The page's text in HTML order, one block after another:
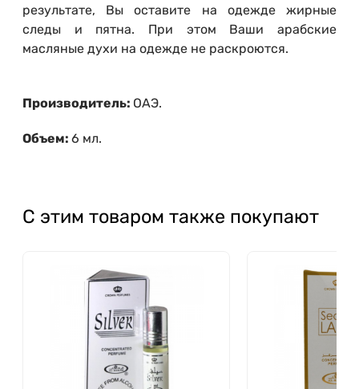
результате, Вы оставите на одежде жирные
следы и пятна. При этом Ваши арабские
масляные духи на одежде не раскроются.
Производитель: ОАЭ.
Объем: 6 мл.
С этим товаром также покупают